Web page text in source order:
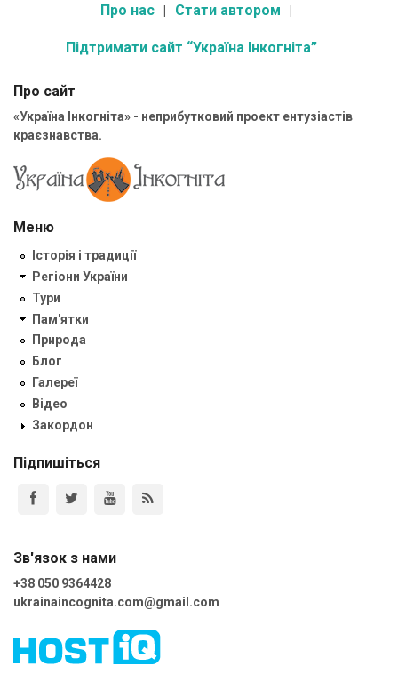
Про нас Стати автором
Підтримати сайт “Україна Інкогніта”
Про сайт
«Україна Інкогніта» - неприбутковий проект ентузіастів
краєзнавства.
Меню
Історія і традиції
Регіони України
Тури
Пам'ятки
Природа
Блог
Галереї
Відео
Закордон
Підпишіться
Зв'язок з нами
+38 050 9364428
ukrainaincognita.com@gmail.com